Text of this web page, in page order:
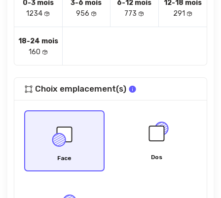
0-3 mois
1234
3-6 mois
956
6-12 mois
773
12-18 mois
291
18-24 mois
160
Choix emplacement(s)
Face Dos